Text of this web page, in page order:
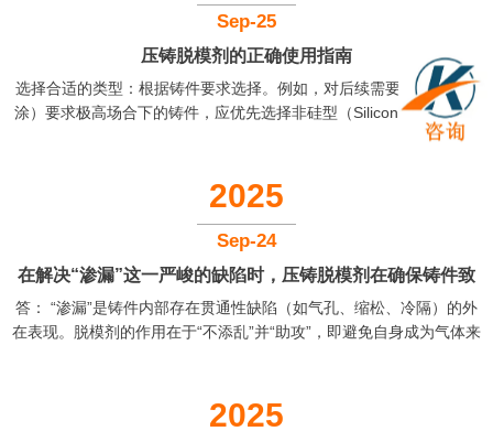
水基脱模剂。参考供应商提供的技术数据（TGA曲线、固含量等）。
进行小批量生产验证：在确定初步候选产品后，务必进行小批量试生
产。...
Sep-25
压铸脱模剂的正确使用指南
选择合适的类型：根据铸件要求选择。例如，对后续需要涂装（如喷
涂）要求极高场合下的铸件，应优先选择非硅型（Silicon-free）脱模
剂，以免硅油迁移影响涂层附着力。根据模具工作温度选择适合低温
剂。 严格控制稀释水质与比例：稀释用水的品质至关重要。不纯净的
水可能含有杂质、矿物质或微生物，这些会干扰脱模剂的稳定性，甚
至引起变质，并可能增加铸件产生气孔以及滤网堵塞的风险。条件允
许下使用纯净水或去离子水，并严格按照技术数据表进行稀释。如...
2025
Sep-24
在解决“渗漏”这一严峻的缺陷时，压铸脱模剂在确保铸件致
密性方面应扮演怎样的角色？
答： “渗漏”是铸件内部存在贯通性缺陷（如气孔、缩松、冷隔）的外
在表现。脱模剂的作用在于“不添乱”并“助攻”，即避免自身成为气体来
于铸件密封壁厚处，就会直接导致渗漏。因此，必须严格执行低挥发
份脱模剂的选用和精准喷涂控制，从源头切断这条产气途径。 “助
2025